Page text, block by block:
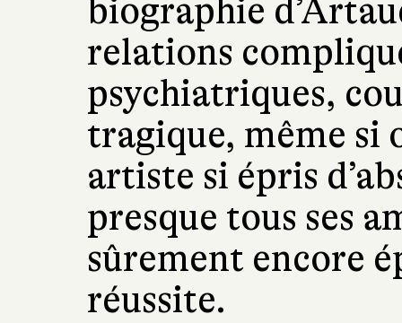
biographie
relations
psychiatriques,
tragique, même si
artiste si épris
presque tous ses
sûrement encore
réussite.